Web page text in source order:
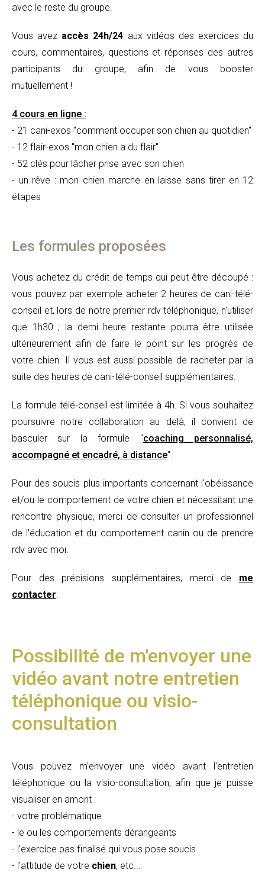
avec le reste du groupe.
Vous avez accès 24h/24 aux vidéos des exercices du
cours, commentaires, questions et réponses des autres
participants du groupe, afin de vous booster
mutuellement !
4 cours en ligne :
- 21 cani-exos "comment occuper son chien au quotidien"
- 12 flair-exos "mon chien a du flair"
- 52 clés pour lâcher prise avec son chien
- un rêve : mon chien marche en laisse sans tirer en 12
étapes
Les formules proposées
Vous achetez du crédit de temps qui peut être découpé :
vous pouvez par exemple acheter 2 heures de cani-télé-
conseil et, lors de notre premier rdv téléphonique, n'utiliser
que 1h30 ; la demi heure restante pourra être utilisée
ultérieurement afin de faire le point sur les progrès de
votre chien. Il vous est aussi possible de racheter par la
suite des heures de cani-télé-conseil supplémentaires.
La formule télé-conseil est limitée à 4h. Si vous souhaitez
poursuivre notre collaboration au delà, il convient de
basculer sur la formule "coaching personnalisé,
accompagné et encadré, à distance".
Pour des soucis plus importants concernant l'obéissance
et/ou le comportement de votre chien et nécessitant une
rencontre physique, merci de consulter un professionnel
de l'éducation et du comportement canin ou de prendre
rdv avec moi.
Pour des précisions supplémentaires, merci de me
contacter
Possibilité de m'envoyer une
vidéo avant notre entretien
téléphonique ou visio-
consultation
Vous pouvez m'envoyer une vidéo avant l'entretien
téléphonique ou la visio-consultation, afin que je puisse
visualiser en amont :
- votre problématique
- le ou les comportements dérangeants
- l'exercice pas finalisé qui vous pose soucis
- l'attitude de votre chien, etc...